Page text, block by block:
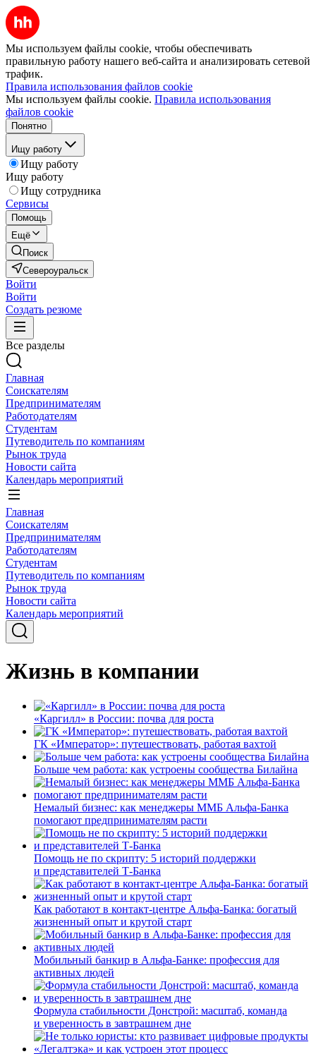
Мы используем файлы cookie, чтобы обеспечивать
правильную работу нашего веб-сайта и анализировать сетевой
трафик.
Правила использования файлов cookie
Мы используем файлы cookie. Правила использования
файлов cookie
Понятно
Ищу работу
Ищу работу
Ищу работу
Ищу сотрудника
Сервисы
Помощь
Ещё
Поиск
Североуральск
Войти
Войти
Создать резюме
Все разделы
Главная
Соискателям
Предпринимателям
Работодателям
Студентам
Путеводитель по компаниям
Рынок труда
Новости сайта
Календарь мероприятий
Главная
Соискателям
Предпринимателям
Работодателям
Студентам
Путеводитель по компаниям
Рынок труда
Новости сайта
Календарь мероприятий
Жизнь в компании
«Каргилл» в России: почва для роста
ГК «Император»: путешествовать, работая вахтой
Больше чем работа: как устроены сообщества Билайна
Немалый бизнес: как менеджеры ММБ Альфа-Банка
помогают предпринимателям расти
Помощь не по скрипту: 5 историй поддержки
и представителей Т-Банка
Как работают в контакт-центре Альфа-Банка: богатый
жизненный опыт и крутой старт
Мобильный банкир в Альфа-Банке: профессия для
активных людей
Формула стабильности Донстрой: масштаб, команда
и уверенность в завтрашнем дне